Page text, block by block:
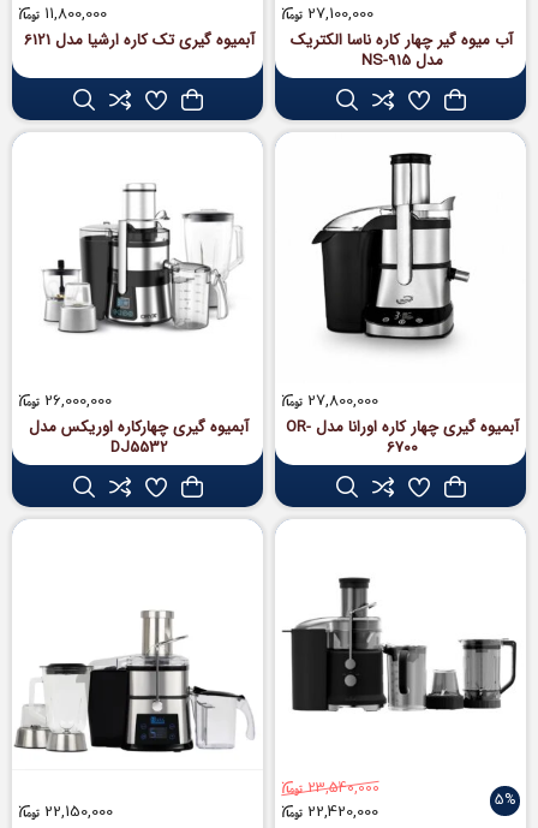
27,100,000
آب میوه گیر چهار کاره ناسا الکتریک
مدل NS-915
11,800,000
آبمیوه گیری تک کاره ارشیا مدل 6121
27,800,000
آبمیوه گیری چهار کاره اورانا مدل OR-
6700
26,000,000
آبمیوه گیری چهارکاره اوریکس مدل
DJ5532
5%
23,540,000
22,420,000
22,150,000